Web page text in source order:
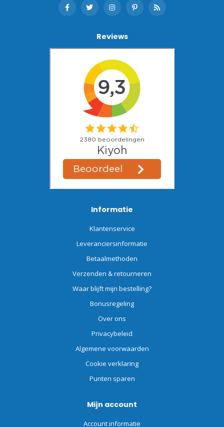
Reviews
Informatie
Klantenservice
Leveranciersinformatie
Betaalmethoden
Verzenden & retourneren
Waar blijft mijn bestelling?
Bonusregeling
Over ons
Privacybeleid
Algemene voorwaarden
Cookie verklaring
Punten sparen
Mijn account
Account informatie